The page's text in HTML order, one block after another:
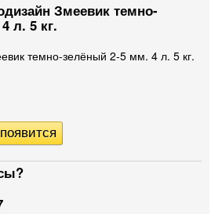
Змеевик темно-
л. 5 кг.
темно-зелёный 2-5 мм. 4 л. 5 кг.